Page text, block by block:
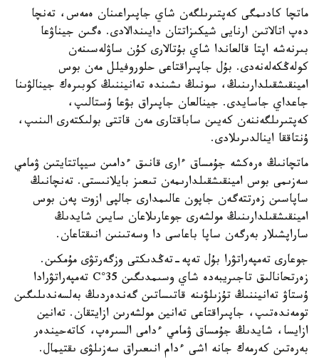
ماتچا كادىمگى كەپتىرىلگەن شاي جاپىراعىنان ەمەس، تەنچا
دەپ اتالاتىن ارنايى شيكىزاتتان دايىندالادى. ەگىن جيناۋعا
بىرنەشە اپتا قالعاندا شاي بۇتالارى كۇن ساۋلەسىنەن
كولەڭكەلەنەدى. بۇل جاپىراقتاعى حلوروفيلل مەن بوس
امينقىشقىلدارىنىڭ، سونىڭ ىشىندە تەانيننىڭ كوبىرەك جينالۋىنا
جاعداي جاسايدى. جينالعان جاپىراق بۋعا ۇستالىپ،
كەپتىرىلگەننەن كەيىن ساباقتارى مەن قاتتى بولىكتەرى الىنىپ،
ۇنتاققا اينالدىرىلادى.
ماتچانىڭ ەرەكشە جۇمساق ءارى قانىق ءدامىن سيپاتتايتىن ۋمامي
سەزىمى بوس امينقىشقىلدارىمەن تىعىز بايلانىستى. تەنچانىڭ
ساپاسىن زەرتتەگەن جاپون عالىمدارى جالپى ازوت پەن بوس
امينقىشقىلدارىنىڭ مولشەرى جوعارىلاعان سايىن شايدىڭ
ساراپشىلار بەرگەن ساپا باعاسى دا وسەتىنىن انىقتاعان.
جوعارى تەمپەراتۋرا بۇل تەپە-تەڭدىكتى وزگەرتۋى مۇمكىن.
زەرتحانالىق تاجىريبەدە شاي وسىمدىگىن 35°C تەمپەراتۋرادا
ۇستاۋ تەانيننىڭ تۇزىلۋىنە قاتىساتىن گەندەردىڭ بەلسەندىلىگىن
تومەندەتىپ، جاپىراقتاعى تەانين مولشەرىن ازايتقان. تەانين
ازايسا، شايدىڭ جۇمساق ۋمامي ءدامى السىرەپ، كاتەحيندەر
بەرەتىن كەرمەك جانە اشى ءدام انىعىراق سەزىلۋى ىقتيمال.